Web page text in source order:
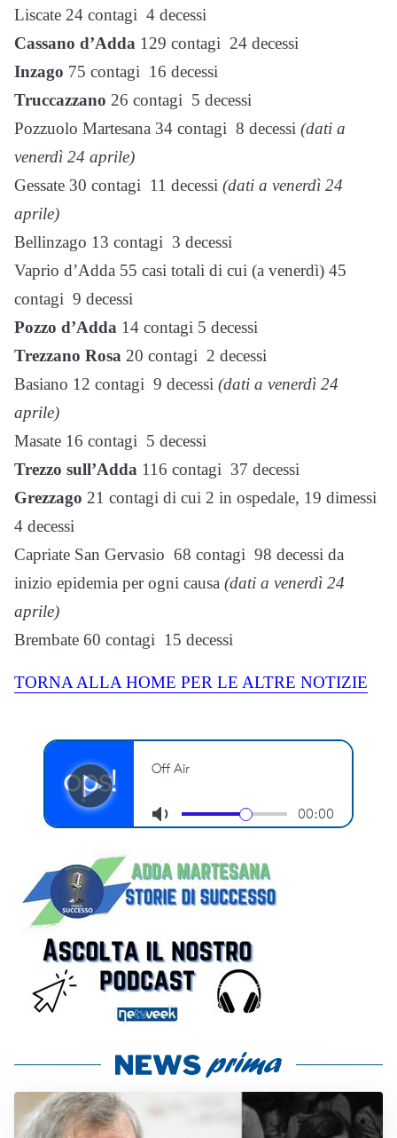
Liscate 24 contagi 4 decessi
Cassano d’Adda 129 contagi 24 decessi
Inzago 75 contagi 16 decessi
Truccazzano 26 contagi 5 decessi
Pozzuolo Martesana 34 contagi 8 decessi (dati a
venerdì 24 aprile)
Gessate 30 contagi 11 decessi (dati a venerdì 24
aprile)
Bellinzago 13 contagi 3 decessi
Vaprio d’Adda 55 casi totali di cui (a venerdì) 45
contagi 9 decessi
Pozzo d’Adda 14 contagi 5 decessi
Trezzano Rosa 20 contagi 2 decessi
Basiano 12 contagi 9 decessi (dati a venerdì 24
aprile)
Masate 16 contagi 5 decessi
Trezzo sull’Adda 116 contagi 37 decessi
Grezzago 21 contagi di cui 2 in ospedale, 19 dimessi
4 decessi
Capriate San Gervasio 68 contagi 98 decessi da
inizio epidemia per ogni causa (dati a venerdì 24
aprile)
Brembate 60 contagi 15 decessi
TORNA ALLA HOME PER LE ALTRE NOTIZIE